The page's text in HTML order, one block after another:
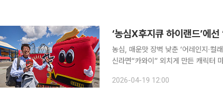
농심, 매운맛 장벽 낮춘 ‘어레인지·컬
신라면“카와이” 외치게 만든 캐릭터
후지큐하이랜드(하이랜드)에 농심 ‘
2026-04-19 12:00